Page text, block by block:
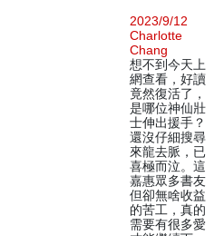
2023/9/12
Charlotte
Chang
想不到今天上
網查看，好讀
竟然復活了，
是哪位神仙壯
士伸出援手？
還沒仔細搜尋
來龍去脈，已
喜極而泣。這
嘉惠眾多書友
但卻無啥收益
的苦工，真的
需要有很多愛